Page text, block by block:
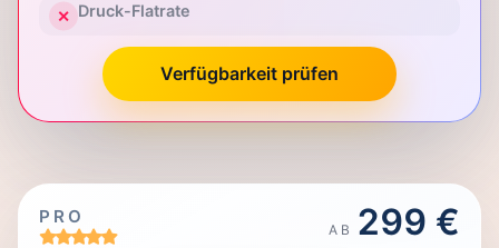
✕ Druck-Flatrate
Verfügbarkeit prüfen
PRO
AB 299 €